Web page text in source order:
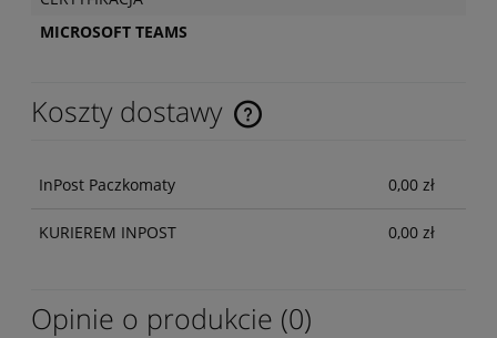
MICROSOFT TEAMS
Koszty dostawy
Cena nie zawiera ewentualnych kosztów płatności
InPost Paczkomaty 0,00 zł
KURIEREM INPOST 0,00 zł
Opinie o produkcie (0)